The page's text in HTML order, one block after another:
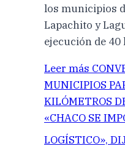
los municipios
Lapachito y
ejecución de
Leer más
MUNICIPIOS
KILÓMETROS
«CHACO SE
LOGÍSTICO»,